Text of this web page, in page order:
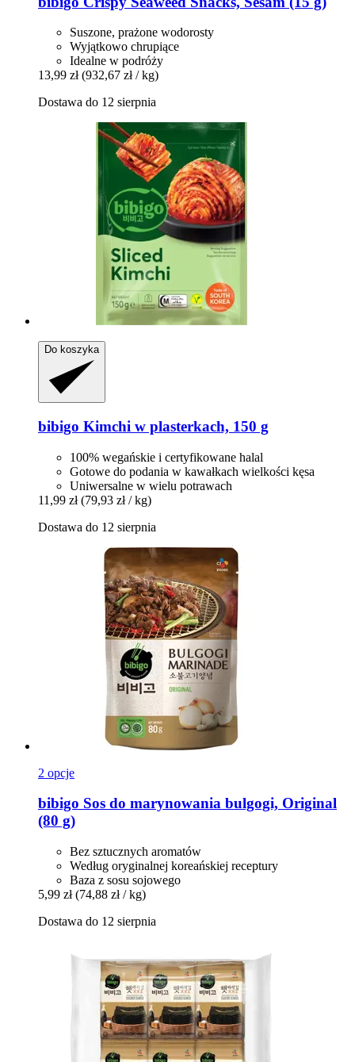
Suszone, prażone wodorosty
Wyjątkowo chrupiące
Idealne w podróży
13,99 zł (932,67 zł / kg)
Dostawa do 12 sierpnia
Do koszyka
bibigo Kimchi w plasterkach, 150 g
100% wegańskie i certyfikowane halal
Gotowe do podania w kawałkach wielkości kęsa
Uniwersalne w wielu potrawach
11,99 zł (79,93 zł / kg)
Dostawa do 12 sierpnia
2 opcje
bibigo Sos do marynowania bulgogi, Original
(80 g)
Bez sztucznych aromatów
Według oryginalnej koreańskiej receptury
Baza z sosu sojowego
5,99 zł (74,88 zł / kg)
Dostawa do 12 sierpnia